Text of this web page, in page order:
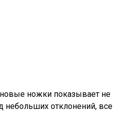
ножки показывает не
небольших отклонений, все